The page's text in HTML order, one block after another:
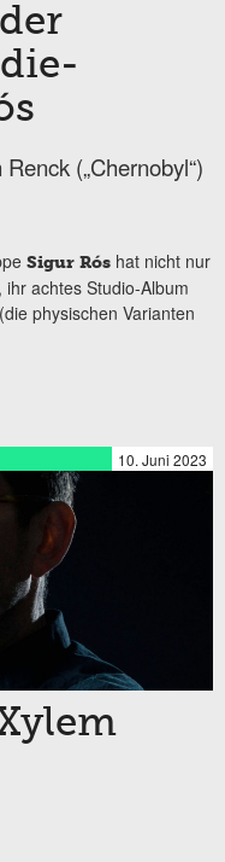
(„Chernobyl“)
Sigur Rós hat nicht nur
achtes Studio-Album
physischen Varianten
10. Juni 2023